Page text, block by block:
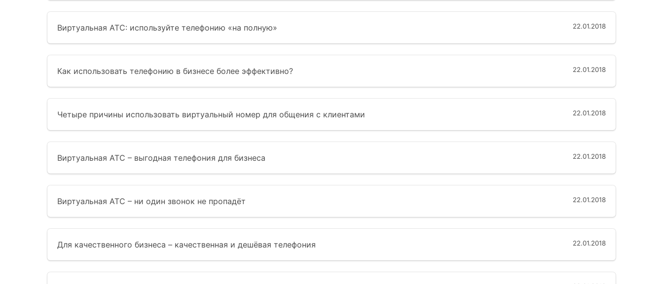
22.01.2018
Виртуальная АТС: используйте телефонию «на полную»
22.01.2018
Как использовать телефонию в бизнесе более эффективно?
22.01.2018
Четыре причины использовать виртуальный номер для общения с клиентами
22.01.2018
Виртуальная АТС – выгодная телефония для бизнеса
22.01.2018
Виртуальная АТС – ни один звонок не пропадёт
22.01.2018
Для качественного бизнеса – качественная и дешёвая телефония